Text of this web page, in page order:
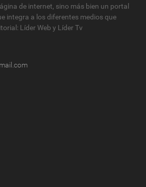
de internet, sino más bien un portal
integra a los diferentes medios que
Líder Web y Líder Tv